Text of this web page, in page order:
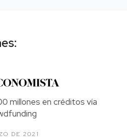
millones en créditos vía
DE 2021